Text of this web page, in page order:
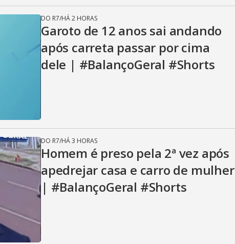
DO R7/HÁ 2 HORAS
Garoto de 12 anos sai andando
após carreta passar por cima
dele | #BalançoGeral #Shorts
DO R7/HÁ 3 HORAS
Homem é preso pela 2ª vez após
apedrejar casa e carro de mulher
| #BalançoGeral #Shorts